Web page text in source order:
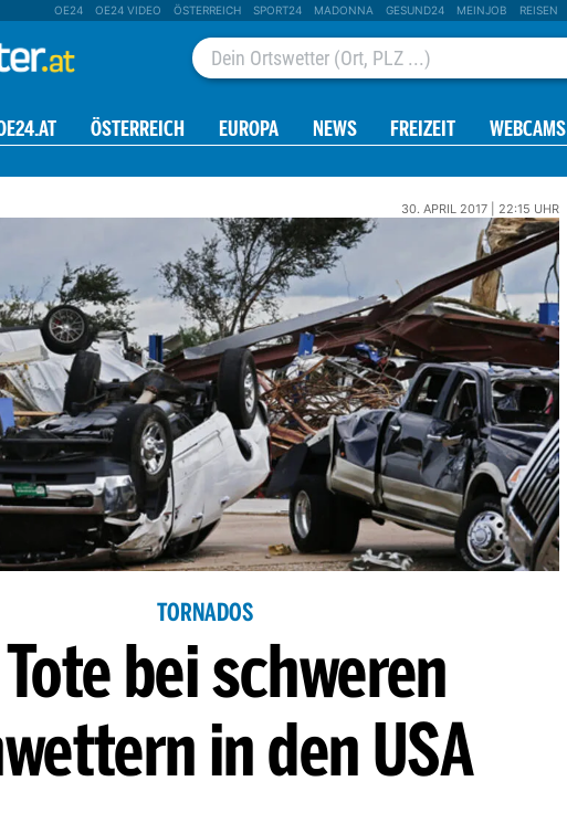
OE24 OE24 VIDEO ÖSTERREICH SPORT24 MADONNA GESUND24 MEINJOB REISEN
ÖSTERREICH EUROPA NEWS FREIZEIT WEBCAMS
30. APRIL 2017 | 22:15 UHR
TORNADOS
bei schweren
in den USA